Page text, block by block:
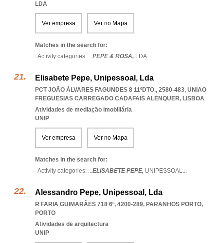
LDA
Ver empresa Ver no Mapa
Matches in the search for:
Activity categories: ...PEPE & ROSA, LDA...
Elisabete Pepe, Unipessoal, Lda
PCT JOÃO ÁLVARES FAGUNDES 8 11ºDTO., 2580-483, UNIAO
FREGUESIAS CARREGADO CADAFAIS ALENQUER, LISBOA
Atividades de mediação imobiliária
UNIP
Ver empresa Ver no Mapa
Matches in the search for:
Activity categories: ...ELISABETE PEPE, UNIPESSOAL...
Alessandro Pepe, Unipessoal, Lda
R FARIA GUIMARÃES 718 6º, 4200-289, PARANHOS PORTO,
PORTO
Atividades de arquitectura
UNIP